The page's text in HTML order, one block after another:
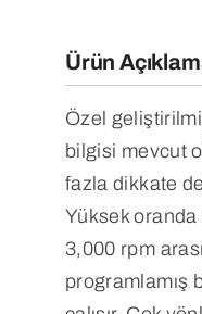
Ürün
Özel
bilgisi mevcut
fazla dikkate
Yüksek oranda
3,000 rpm
programlamış